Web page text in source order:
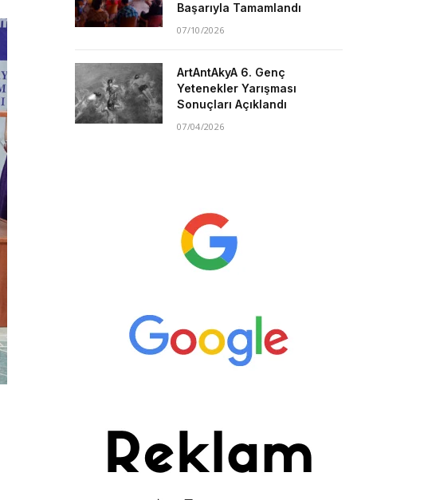
Başarıyla Tamamlandı
07/10/2026
ArtAntAkyA 6. Genç
Yetenekler Yarışması
Sonuçları Açıklandı
07/04/2026